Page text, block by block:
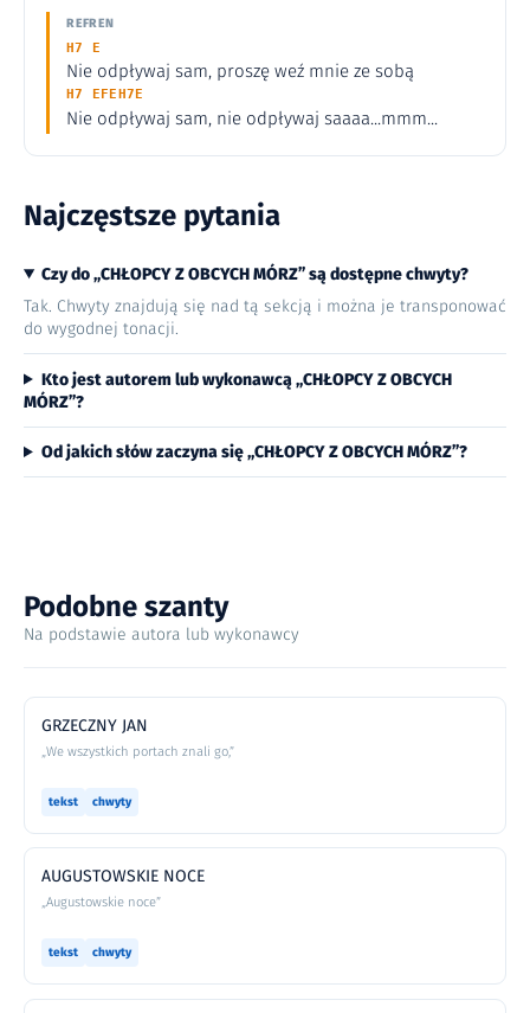
REFREN
H7 E
Nie odpływaj sam, proszę weź mnie ze sobą
H7 EFEH7E
Nie odpływaj sam, nie odpływaj saaaa...mmm...
Najczęstsze pytania
Czy do „CHŁOPCY Z OBCYCH MÓRZ” są dostępne chwyty?
Tak. Chwyty znajdują się nad tą sekcją i można je transponować
do wygodnej tonacji.
Kto jest autorem lub wykonawcą „CHŁOPCY Z OBCYCH
MÓRZ”?
Od jakich słów zaczyna się „CHŁOPCY Z OBCYCH MÓRZ”?
Podobne szanty
Na podstawie autora lub wykonawcy
GRZECZNY JAN
„We wszystkich portach znali go,”
tekst chwyty
AUGUSTOWSKIE NOCE
„Augustowskie noce”
tekst chwyty